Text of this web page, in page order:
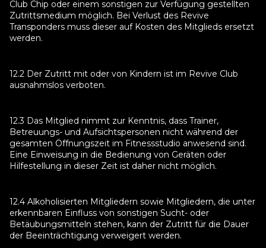
Club Chip oder einem sonstigen zur Verfügung gestellten
Zutrittsmedium möglich. Bei Verlust des Revive
Transponders muss dieser auf Kosten des Mitglieds ersetzt
werden.
12.2 Der Zutritt mit oder von Kindern ist im Revive Club
ausnahmslos verboten.
12.3 Das Mitglied nimmt zur Kenntnis, dass Trainer,
Betreuungs- und Aufsichtspersonen nicht während der
gesamten Öffnungszeit im Fitnessstudio anwesend sind.
Eine Einweisung in die Bedienung von Geräten oder
Hilfestellung in dieser Zeit ist daher nicht möglich.
12.4 Alkoholisierten Mitgliedern sowie Mitgliedern, die unter
erkennbaren Einfluss von sonstigen Sucht- oder
Betäubungsmitteln stehen, kann der Zutritt für die Dauer
der Beeinträchtigung verweigert werden.